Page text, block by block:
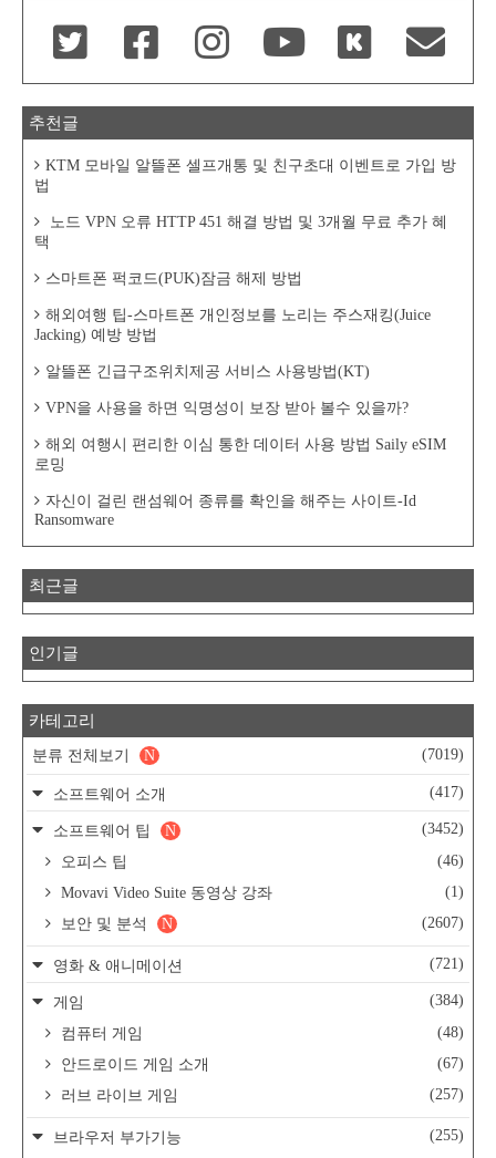
추천글
KTM 모바일 알뜰폰 셀프개통 및 친구초대 이벤트로 가입 방
법
노드 VPN 오류 HTTP 451 해결 방법 및 3개월 무료 추가 혜
택
스마트폰 퍽코드(PUK)잠금 해제 방법
해외여행 팁-스마트폰 개인정보를 노리는 주스재킹(Juice
Jacking) 예방 방법
알뜰폰 긴급구조위치제공 서비스 사용방법(KT)
VPN을 사용을 하면 익명성이 보장 받아 볼수 있을까?
해외 여행시 편리한 이심 통한 데이터 사용 방법 Saily eSIM
로밍
자신이 걸린 랜섬웨어 종류를 확인을 해주는 사이트-Id
Ransomware
최근글
인기글
카테고리
분류 전체보기 (7019)
N
소프트웨어 소개 (417)
소프트웨어 팁 (3452)
N
오피스 팁
(46)
Movavi Video Suite 동영상 강좌
(1)
보안 및 분석
(2607)
N
영화 & 애니메이션 (721)
게임
(384)
컴퓨터 게임
(48)
안드로이드 게임 소개
(67)
러브 라이브 게임
(257)
브라우저 부가기능
(255)